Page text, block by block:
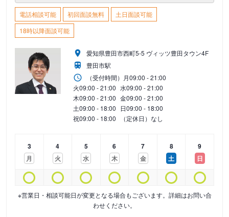
電話相談可能 初回面談無料
土日面談可能
18時以降面談可能
愛知県豊田市西町5-5 ヴィッツ豊田タウン4F
豊田市駅
（受付時間） 月09:00 - 21:00
火09:00 - 21:00 水09:00 - 21:00
木09:00 - 21:00 金09:00 - 21:00
土09:00 - 18:00 日09:00 - 18:00
祝09:00 - 18:00 （定休日）なし
3
月
4
火
5
水
6
木
7
金
8
土
9
日
※営業日・相談可能日が変更となる場合もございます。詳細はお問い合
わせください。